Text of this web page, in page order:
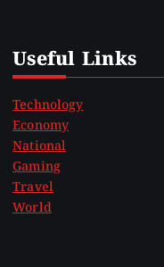
Useful Links
Technology
Economy
National
Gaming
Travel
World